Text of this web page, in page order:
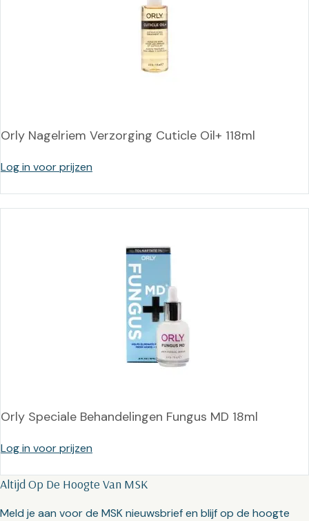
Orly Nagelriem Verzorging Cuticle Oil+ 118ml
Log in voor prijzen
Orly Speciale Behandelingen Fungus MD 18ml
Log in voor prijzen
Altijd Op De Hoogte Van MSK
Meld je aan voor de MSK nieuwsbrief en blijf op de hoogte